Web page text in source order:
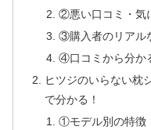
②悪い口コミ・気
③購入者のリアル
④口コミから分か
ヒツジのいらない枕
で分かる！
①モデル別の特徴